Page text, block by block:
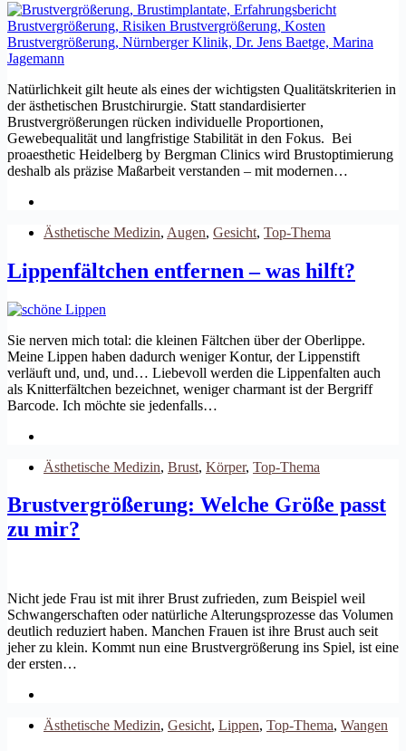
Natürlichkeit gilt heute als eines der wichtigsten Qualitätskriterien in
der ästhetischen Brustchirurgie. Statt standardisierter
Brustvergrößerungen rücken individuelle Proportionen,
Gewebequalität und langfristige Stabilität in den Fokus. Bei
proaesthetic Heidelberg by Bergman Clinics wird Brustoptimierung
deshalb als präzise Maßarbeit verstanden – mit modernen…
Ästhetische Medizin, Augen, Gesicht, Top-Thema
Lippenfältchen entfernen – was hilft?
Sie nerven mich total: die kleinen Fältchen über der Oberlippe.
Meine Lippen haben dadurch weniger Kontur, der Lippenstift
verläuft und, und, und… Liebevoll werden die Lippenfalten auch
als Knitterfältchen bezeichnet, weniger charmant ist der Bergriff
Barcode. Ich möchte sie jedenfalls…
Ästhetische Medizin, Brust, Körper, Top-Thema
Brustvergrößerung: Welche Größe passt
zu mir?
Nicht jede Frau ist mit ihrer Brust zufrieden, zum Beispiel weil
Schwangerschaften oder natürliche Alterungsprozesse das Volumen
deutlich reduziert haben. Manchen Frauen ist ihre Brust auch seit
jeher zu klein. Kommt nun eine Brustvergrößerung ins Spiel, ist eine
der ersten…
Ästhetische Medizin, Gesicht, Lippen, Top-Thema, Wangen